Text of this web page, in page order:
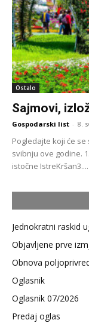
Ostalo
Sajmovi,
Gospodarski list - 8.
Pogledajte koji će
svibnju ove godine.
istočne IstreKršan3....
Jednokratni raskid
Objavljene prve
Obnova
Oglasnik
Oglasnik 07/2026
Predaj oglas